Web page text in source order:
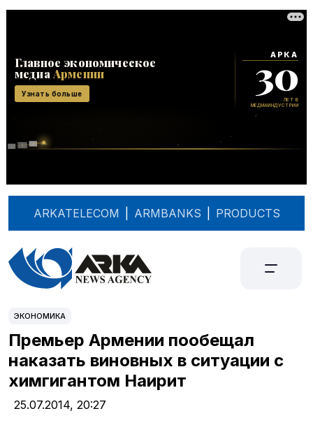
ARKATELECOM ARMBANKS PRODUCTS
ЭКОНОМИКА
Премьер Армении пообещал
наказать виновных в ситуации с
химгигантом Наирит
25.07.2014, 20:27